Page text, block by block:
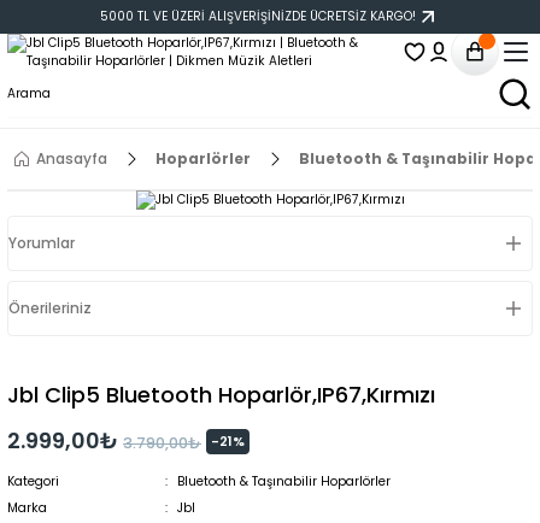
5000 TL VE ÜZERİ ALIŞVERİŞİNİZDE ÜCRETSİZ KARGO!
Anasayfa Hoparlörler Bluetooth & Taşınabilir
Yorumlar
Önerileriniz
Jbl Clip5 Bluetooth Hoparlör,IP67,Kırmızı
2.999,00₺ 3.790,00₺ -21%
Kategori
Bluetooth & Taşınabilir Hoparlörler
Marka
Jbl